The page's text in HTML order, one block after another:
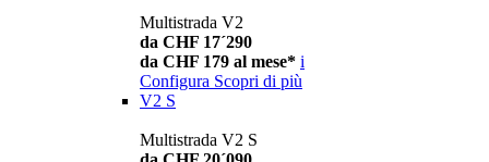
Multistrada V2
da CHF 17´290
da CHF 179 al mese* i
Configura Scopri di più
V2 S
Multistrada V2 S